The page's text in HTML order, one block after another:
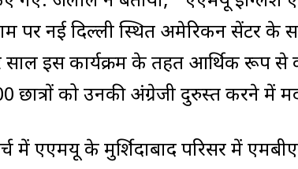
पर नई दिल्ली स्थित अमेरिकन सेंटर
साल इस कार्यक्रम के तहत आर्थिक रूप
छात्रों को उनकी अंग्रेजी दुरुस्त करने में
में एएमयू के मुर्शिदाबाद परिसर में